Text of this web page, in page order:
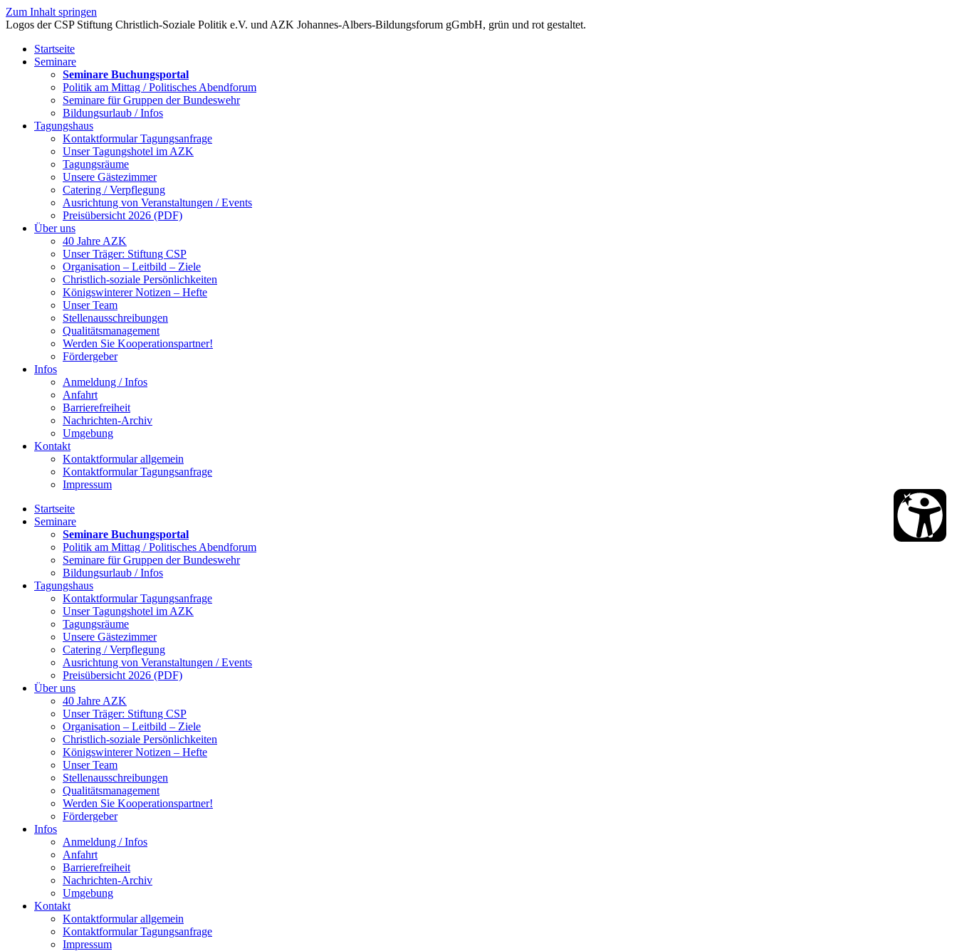
Zum Inhalt springen
Startseite
Seminare
Seminare Buchungsportal
Politik am Mittag / Politisches Abendforum
Seminare für Gruppen der Bundeswehr
Bildungsurlaub / Infos
Tagungshaus
Kontaktformular Tagungsanfrage
Unser Tagungshotel im AZK
Tagungsräume
Unsere Gästezimmer
Catering / Verpflegung
Ausrichtung von Veranstaltungen / Events
Preisübersicht 2026 (PDF)
Über uns
40 Jahre AZK
Unser Träger: Stiftung CSP
Organisation – Leitbild – Ziele
Christlich-soziale Persönlichkeiten
Königswinterer Notizen – Hefte
Unser Team
Stellenausschreibungen
Qualitätsmanagement
Werden Sie Kooperationspartner!
Fördergeber
Infos
Anmeldung / Infos
Anfahrt
Barrierefreiheit
Nachrichten-Archiv
Umgebung
Kontakt
Kontaktformular allgemein
Kontaktformular Tagungsanfrage
Impressum
Startseite
Seminare
Seminare Buchungsportal
Politik am Mittag / Politisches Abendforum
Seminare für Gruppen der Bundeswehr
Bildungsurlaub / Infos
Tagungshaus
Kontaktformular Tagungsanfrage
Unser Tagungshotel im AZK
Tagungsräume
Unsere Gästezimmer
Catering / Verpflegung
Ausrichtung von Veranstaltungen / Events
Preisübersicht 2026 (PDF)
Über uns
40 Jahre AZK
Unser Träger: Stiftung CSP
Organisation – Leitbild – Ziele
Christlich-soziale Persönlichkeiten
Königswinterer Notizen – Hefte
Unser Team
Stellenausschreibungen
Qualitätsmanagement
Werden Sie Kooperationspartner!
Fördergeber
Infos
Anmeldung / Infos
Anfahrt
Barrierefreiheit
Nachrichten-Archiv
Umgebung
Kontakt
Kontaktformular allgemein
Kontaktformular Tagungsanfrage
Impressum